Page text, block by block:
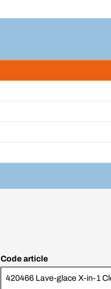
Code article